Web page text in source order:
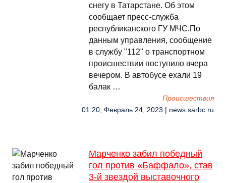
снегу в Татарстане. Об этом
сообщает пресс-служба
республиканского ГУ МЧС.По
данным управления, сообщение
в службу "112" о транспортном
происшествии поступило вчера
вечером. В автобусе ехали 19
балак …
Происшествия
01:20, Февраль 24, 2023 | news.sarbc.ru
Марченко забил победный
гол против «Баффало», став
3-й звездой выставочного